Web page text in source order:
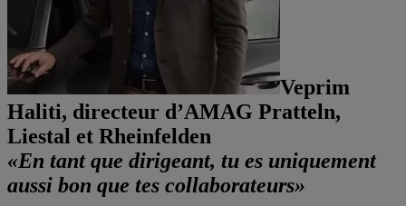
Veprim
Haliti, directeur d’AMAG Pratteln,
Liestal et Rheinfelden
«En tant que dirigeant, tu es uniquement
aussi bon que tes collaborateurs»